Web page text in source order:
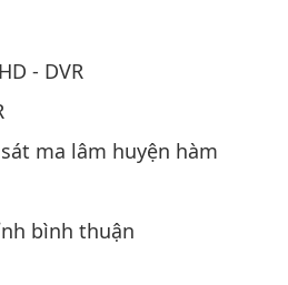
- DVR
ma lâm huyện hàm
bình thuận